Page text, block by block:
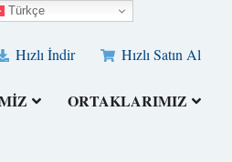
Hızlı İndir Hızlı Satın Al
ORTAKLARIMIZ
Türkçe